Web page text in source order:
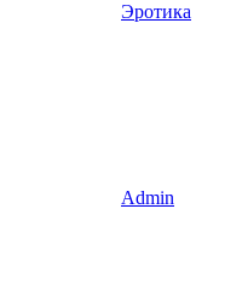
Эротика
Admin